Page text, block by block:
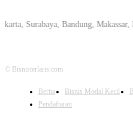
Bandung, Makassar,
© Bisnisterlaris.com
Berita Bisnis Modal Kecil
Pendaftaran